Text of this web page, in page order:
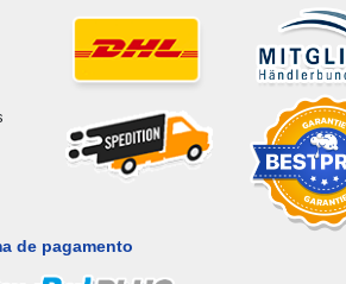
de pagamento